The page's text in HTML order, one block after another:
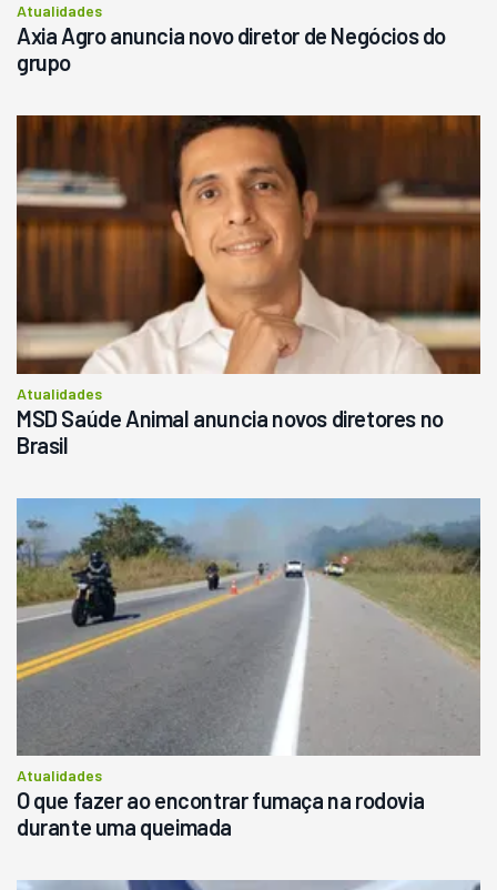
Atualidades
Axia Agro anuncia novo diretor de Negócios do
grupo
Atualidades
MSD Saúde Animal anuncia novos diretores no
Brasil
Atualidades
O que fazer ao encontrar fumaça na rodovia
durante uma queimada